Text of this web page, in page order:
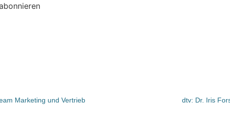
Marketing und Vertrieb
dtv: Dr. Iris